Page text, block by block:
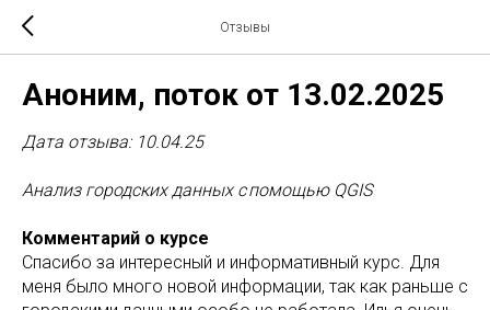
Отзывы
Аноним, поток от 13.02.2025
Дата отзыва: 10.04.25
Анализ городских данных с помощью QGIS
Комментарий о курсе
Спасибо за интересный и информативный курс. Для
меня было много новой информации, так как раньше с